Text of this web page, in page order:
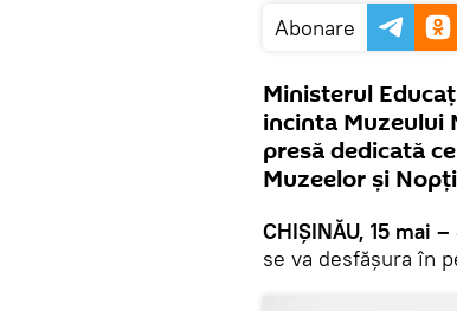
Abonare
Ministerul
incinta Muzeului
presă dedicată
Muzeelor și
CHIȘINĂU, 15 mai
se va desfășura în